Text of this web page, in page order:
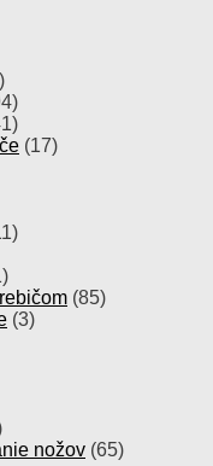
(17)
(85)
(3)
nožov (65)